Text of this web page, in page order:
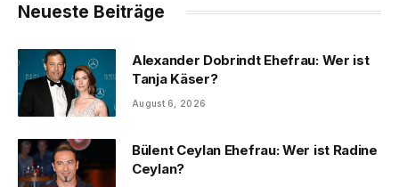
Neueste Beiträge
Alexander Dobrindt Ehefrau: Wer ist
Tanja Käser?
August 6, 2026
Bülent Ceylan Ehefrau: Wer ist Radine
Ceylan?